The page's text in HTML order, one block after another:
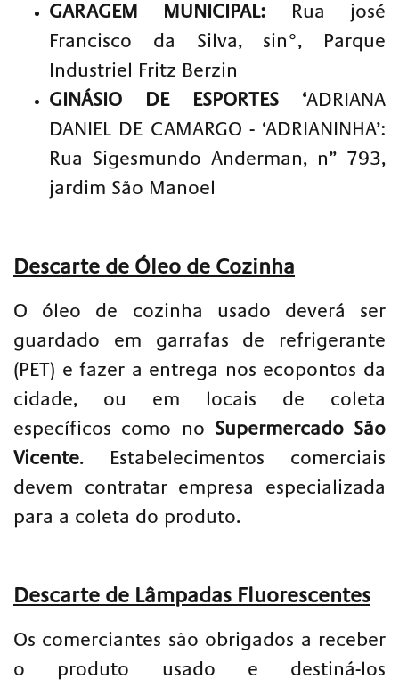
GARAGEM MUNICIPAL: Rua josé
Francisco da Silva, sin°, Parque
Industriel Fritz Berzin
GINÁSIO DE ESPORTES ‘ADRIANA
DANIEL DE CAMARGO - ‘ADRIANINHA’:
Rua Sigesmundo Anderman, n” 793,
jardim São Manoel
Descarte de Óleo de Cozinha
O óleo de cozinha usado deverá ser
guardado em garrafas de refrigerante
(PET) e fazer a entrega nos ecopontos da
cidade, ou em locais de coleta
específicos como no Supermercado São
Vicente. Estabelecimentos comerciais
devem contratar empresa especializada
para a coleta do produto.
Descarte de Lâmpadas Fluorescentes
Os comerciantes são obrigados a receber
o produto usado e destiná-los